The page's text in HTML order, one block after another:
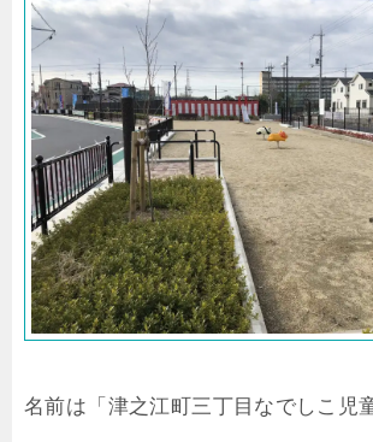
名前は「津之江町三丁目なでしこ児